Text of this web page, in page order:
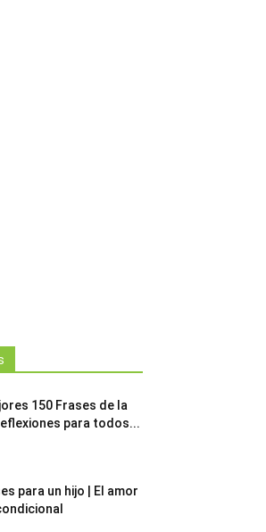
150 Frases de la
para todos...
para un hijo | El amor